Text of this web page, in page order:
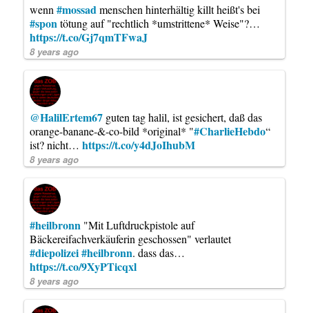
wenn#mossadmenschen hinterhältig killt heißt's bei
#spontötung auf "rechtlich *umstrittene* Weise"?…
https://t.co/Gj7qmTFwaJ
8 years ago
@HalilErtem67 guten tag halil, ist gesichert, daß das
orange-banane-&-co-bild *original* "#CharlieHebdo“
ist? nicht…https://t.co/y4dJoIhubM
8 years ago
#heilbronn "Mit Luftdruckpistole auf
Bäckereifachverkäuferin geschossen" verlautet
#diepolizei#heilbronn. dass das…
https://t.co/9XyPTicqxl
8 years ago